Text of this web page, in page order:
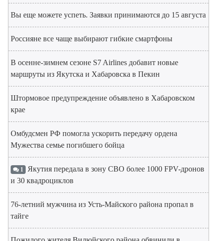
Вы еще можете успеть. Заявки принимаются до 15 августа
Россияне все чаще выбирают гибкие смартфоны
В осенне-зимнем сезоне S7 Airlines добавит новые
маршруты из Якутска и Хабаровска в Пекин
Штормовое предупреждение объявлено в Хабаровском
крае
Омбудсмен РФ помогла ускорить передачу ордена
Мужества семье погибшего бойца
1 Якутия передала в зону СВО более 1000 FPV-дронов
и 30 квадроциклов
76-летний мужчина из Усть-Майского района пропал в
тайге